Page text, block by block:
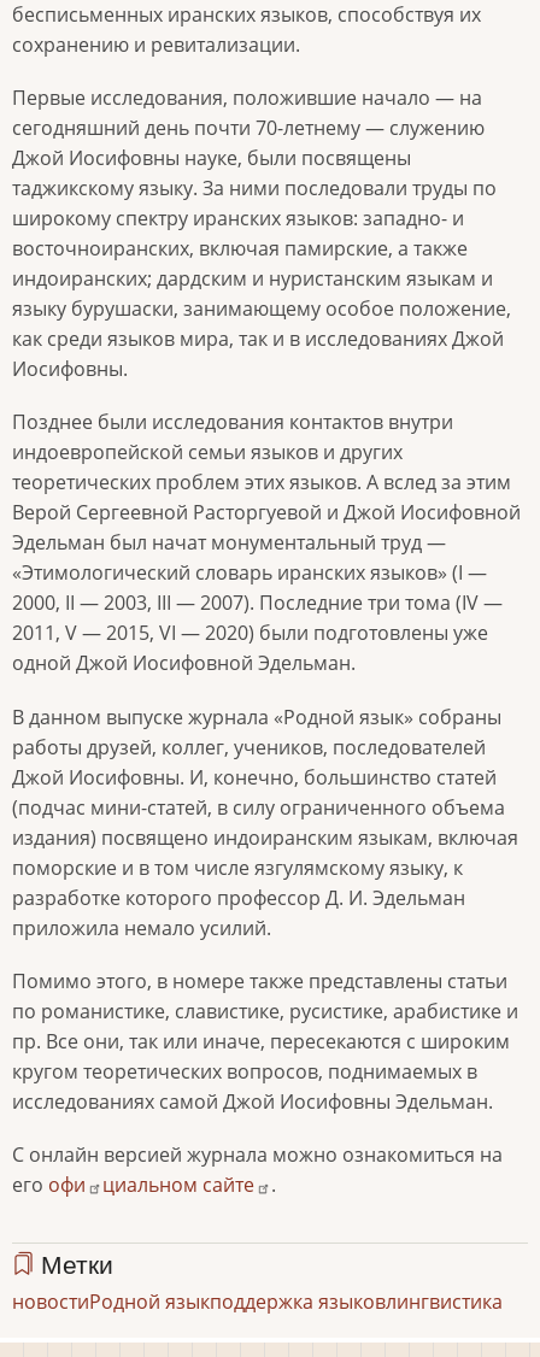
бесписьменных иранских языков, способствуя их
сохранению и ревитализации.
Первые исследования, положившие начало — на
сегодняшний день почти 70-летнему — служению
Джой Иосифовны науке, были посвящены
таджикскому языку. За ними последовали труды по
широкому спектру иранских языков: западно- и
восточноиранских, включая памирские, а также
индоиранских; дардским и нуристанским языкам и
языку бурушаски, занимающему особое положение,
как среди языков мира, так и в исследованиях Джой
Иосифовны.
Позднее были исследования контактов внутри
индоевропейской семьи языков и других
теоретических проблем этих языков. А вслед за этим
Верой Сергеевной Расторгуевой и Джой Иосифовной
Эдельман был начат монументальный труд —
«Этимологический словарь иранских языков» (I —
2000, II — 2003, III — 2007). Последние три тома (IV —
2011, V — 2015, VI — 2020) были подготовлены уже
одной Джой Иосифовной Эдельман.
В данном выпуске журнала «Родной язык» собраны
работы друзей, коллег, учеников, последователей
Джой Иосифовны. И, конечно, большинство статей
(подчас мини-статей, в силу ограниченного объема
издания) посвящено индоиранским языкам, включая
поморские и в том числе язгулямскому языку, к
разработке которого профессор Д. И. Эдельман
приложила немало усилий.
Помимо этого, в номере также представлены статьи
по романистике, славистике, русистике, арабистике и
пр. Все они, так или иначе, пересекаются с широким
кругом теоретических вопросов, поднимаемых в
исследованиях самой Джой Иосифовны Эдельман.
С онлайн версией журнала можно ознакомиться на
его офи циальном сайте .
Метки
новостиРодной языкподдержка языковлингвистика